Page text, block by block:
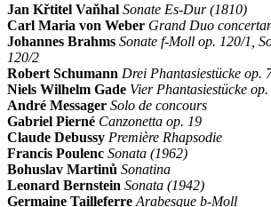
Jan Křtitel Vaňhal Sonate Es-Dur (1810)
Carl Maria von Weber Grand Duo
Johannes Brahms Sonate f-Moll op. 120/1,
120/2
Robert Schumann Drei Phantasiestücke op.
Niels Wilhelm Gade Vier Phantasiestücke
André Messager Solo de concours
Gabriel Pierné Canzonetta op. 19
Claude Debussy Première Rhapsodie
Francis Poulenc Sonata (1962)
Bohuslav Martinů Sonatina
Leonard Bernstein Sonata (1942)
Germaine Tailleferre Arabesque b-Moll